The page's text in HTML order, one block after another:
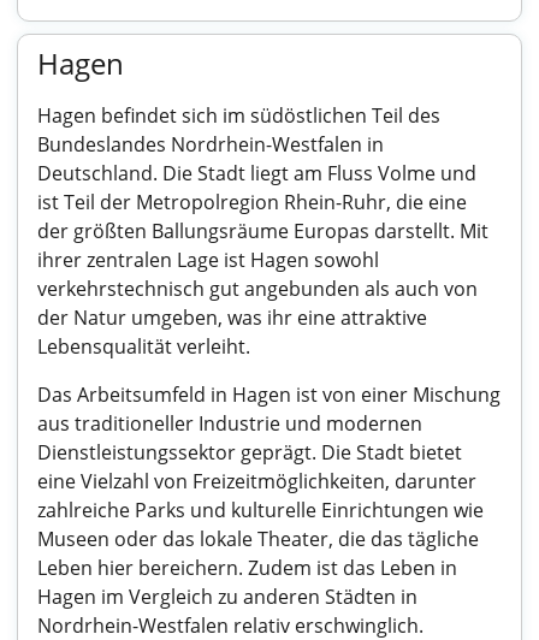
Hagen
Hagen befindet sich im südöstlichen Teil des
Bundeslandes Nordrhein-Westfalen in
Deutschland. Die Stadt liegt am Fluss Volme und
ist Teil der Metropolregion Rhein-Ruhr, die eine
der größten Ballungsräume Europas darstellt. Mit
ihrer zentralen Lage ist Hagen sowohl
verkehrstechnisch gut angebunden als auch von
der Natur umgeben, was ihr eine attraktive
Lebensqualität verleiht.
Das Arbeitsumfeld in Hagen ist von einer Mischung
aus traditioneller Industrie und modernen
Dienstleistungssektor geprägt. Die Stadt bietet
eine Vielzahl von Freizeitmöglichkeiten, darunter
zahlreiche Parks und kulturelle Einrichtungen wie
Museen oder das lokale Theater, die das tägliche
Leben hier bereichern. Zudem ist das Leben in
Hagen im Vergleich zu anderen Städten in
Nordrhein-Westfalen relativ erschwinglich.